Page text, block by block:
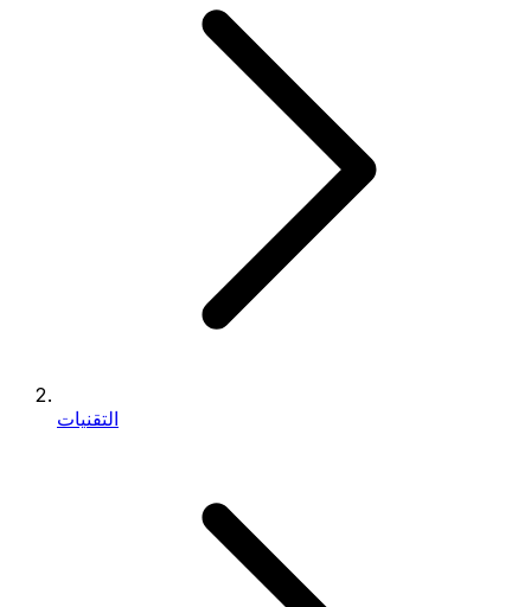
التقنيات